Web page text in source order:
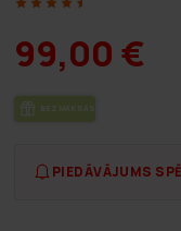
99,00 €
BEZ­MAK­SAS PIE­GĀ­DE
PIEDĀVĀJUMS